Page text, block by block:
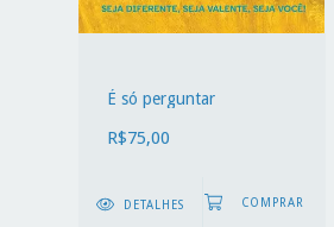
É só perguntar
R$75,00
DETALHES